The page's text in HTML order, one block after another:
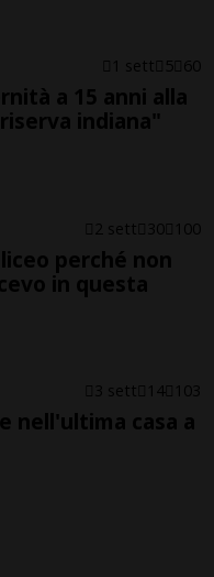
1 sett 5 60
a 15 anni alla
indiana"
2 sett 30 100
perché non
in questa
3 sett 14 103
nell'ultima casa a